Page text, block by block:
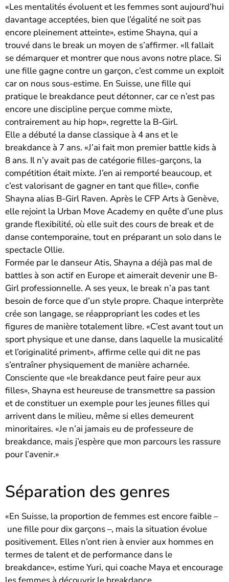
«Les mentalités évoluent et les femmes sont aujourd’hui
davantage acceptées, bien que l’égalité ne soit pas
encore pleinement atteinte», estime Shayna, qui a
trouvé dans le break un moyen de s’affirmer. «Il fallait
se démarquer et montrer que nous avons notre place. Si
une fille gagne contre un garçon, c’est comme un exploit
car on nous sous-estime. En Suisse, une fille qui
pratique le breakdance peut détonner, car ce n’est pas
encore une discipline perçue comme mixte,
contrairement au hip hop», regrette la B-Girl.
Elle a débuté la danse classique à 4 ans et le
breakdance à 7 ans. «J’ai fait mon premier battle kids à
8 ans. Il n’y avait pas de catégorie filles-garçons, la
compétition était mixte. J’en ai remporté beaucoup, et
c’est valorisant de gagner en tant que fille», confie
Shayna alias B-Girl Raven. Après le CFP Arts à Genève,
elle rejoint la Urban Move Academy en quête d’une plus
grande flexibilité, où elle suit des cours de break et de
danse contemporaine, tout en préparant un solo dans le
spectacle Ollie.
Formée par le danseur Atis, Shayna a déjà pas mal de
battles à son actif en Europe et aimerait devenir une B-
Girl professionnelle. A ses yeux, le break n’a pas tant
besoin de force que d’un style propre. Chaque interprète
crée son langage, se réappropriant les codes et les
figures de manière totalement libre. «C’est avant tout un
sport physique et une danse, dans laquelle la musicalité
et l’originalité priment», affirme celle qui dit ne pas
s’entraîner physiquement de manière acharnée.
Consciente que «le breakdance peut faire peur aux
filles», Shayna est heureuse de transmettre sa passion
et de constituer un exemple pour les jeunes filles qui
arrivent dans le milieu, même si elles demeurent
minoritaires. «Je n’ai jamais eu de professeure de
breakdance, mais j’espère que mon parcours les rassure
pour l’avenir.»
Séparation des genres
«En Suisse, la proportion de femmes est encore faible –
une fille pour dix garçons –, mais la situation évolue
positivement. Elles n’ont rien à envier aux hommes en
termes de talent et de performance dans le
breakdance», estime Yuri, qui coache Maya et encourage